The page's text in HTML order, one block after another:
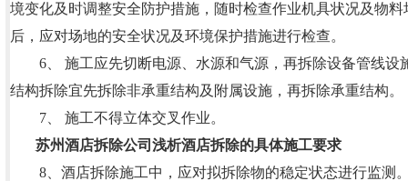
境变化及时调整安全防护措施，随时检查作业机具状况及物
后，应对场地的安全状况及环境保护措施进行检查。
6、 施工应先切断电源、水源和气源，再拆除设备管线设
结构拆除宜先拆除非承重结构及附属设施，再拆除承重结构。
7、 施工不得立体交叉作业。
苏州酒店拆除公司 浅析酒店拆除的具体施工要求
8、酒店拆除施工中，应对拟拆除物的稳定状态进行监测